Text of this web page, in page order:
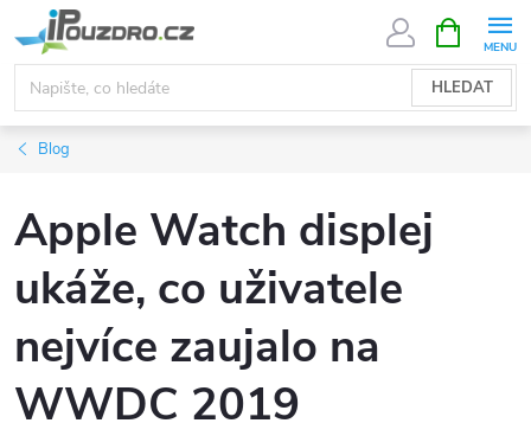
na
obsah
HLEDAT
NÁKUPNÍ
KOŠÍK
Blog
Apple Watch displej
ukáže, co uživatele
nejvíce zaujalo na
WWDC 2019